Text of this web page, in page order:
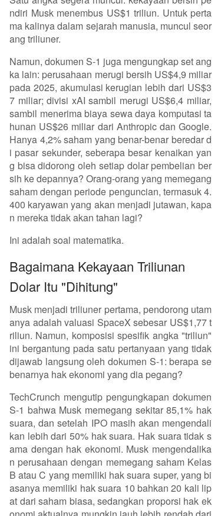
an karyawan jika Anthropic dan OpenAI go publ
ic, menunjukkan nilai yang jauh lebih tinggi dari
pada SpaceX karena struktur kepemilikan yang l
i mereka di pasar publik masih belum teruji. Intin
ya, status triliuner Musk dan kekayaan karyawan
SpaceX sebagian besar masih di atas kertas, de
ngan ujian sesungguhnya akan datang setelah
periode lock-up...
ndiri Musk menembus US$1 triliun. Untuk perta
ma kalinya dalam sejarah manusia, muncul seor
ang triliuner.
Namun, dokumen S-1 juga mengungkap set ang
ka lain: perusahaan merugi bersih US$4,9 miliar
pada 2025, akumulasi kerugian lebih dari US$3
7 miliar; divisi xAI sambil merugi US$6,4 miliar,
sambil menerima biaya sewa daya komputasi ta
hunan US$26 miliar dari Anthropic dan Google.
Hanya 4,2% saham yang benar-benar beredar d
i pasar sekunder, seberapa besar kenaikan yan
g bisa didorong oleh setiap dolar pembelian ber
sih ke depannya? Orang-orang yang memegang
saham dengan periode penguncian, termasuk 4.
400 karyawan yang akan menjadi jutawan, kapa
n mereka tidak akan tahan lagi?
Ini adalah soal matematika.
Bagaimana Kekayaan Triliunan
Dolar Itu "Dihitung"
Musk menjadi triliuner pertama, pendorong utam
anya adalah valuasi SpaceX sebesar US$1,77 t
riliun. Namun, komposisi spesifik angka "triliun"
ini bergantung pada satu pertanyaan yang tidak
dijawab langsung oleh dokumen S-1: berapa se
benarnya hak ekonomi yang dia pegang?
TechCrunch mengutip pengungkapan dokumen
S-1 bahwa Musk memegang sekitar 85,1% hak
suara, dan setelah IPO masih akan mengendali
kan lebih dari 50% hak suara. Hak suara tidak s
ama dengan hak ekonomi. Musk mengendalika
n perusahaan dengan memegang saham Kelas
B atau C yang memiliki hak suara super, yang bi
asanya memiliki hak suara 10 bahkan 20 kali lip
at dari saham biasa, sedangkan proporsi hak ek